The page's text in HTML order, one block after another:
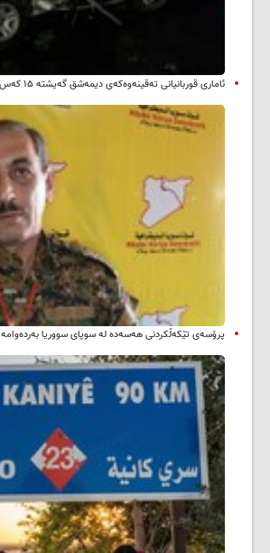
ئاماری قوربانیانی تەقینەوەکەی دیمەشق گەیشتە ۱۵ کەس
پرۆسەی تێکەڵکردنی هەسەدە لە سوپای سووریا بەردەوامە